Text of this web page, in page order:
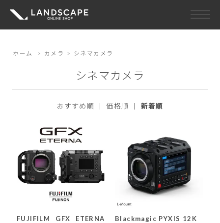
ホーム > カメラ > シネマカメラ
シネマカメラ
おすすめ順 |価格順 | 新着順
FUJIFILM GFX ETERNA
Blackmagic PYXIS 12K